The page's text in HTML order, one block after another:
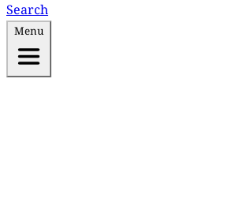
Search
Menu